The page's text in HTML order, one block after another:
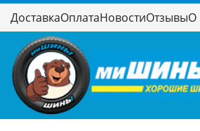
ДоставкаОплатаНовостиОтзывыО